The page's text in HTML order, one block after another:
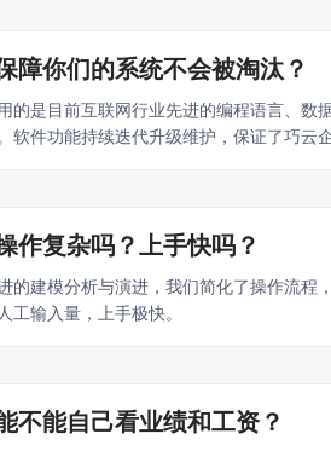
障你们的系统不会被淘汰？
的是目前互联网行业先进的编程语言、数
软件功能持续迭代升级维护，保证了巧云
作复杂吗？上手快吗？
的建模分析与演进，我们简化了操作流程
工输入量，上手极快。
不能自己看业绩和工资？